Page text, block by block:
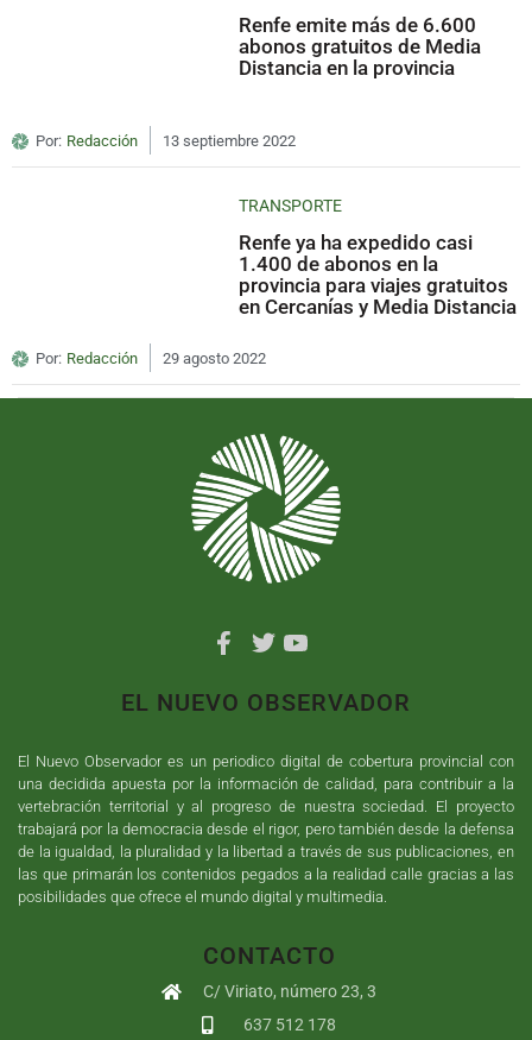
Renfe emite más de 6.600
abonos gratuitos de Media
Distancia en la provincia
Por: Redacción 13 septiembre 2022
TRANSPORTE
Renfe ya ha expedido casi
1.400 de abonos en la
provincia para viajes gratuitos
en Cercanías y Media Distancia
Por: Redacción 29 agosto 2022
EL NUEVO OBSERVADOR
El Nuevo Observador es un periodico digital de cobertura provincial con
una decidida apuesta por la información de calidad, para contribuir a la
vertebración territorial y al progreso de nuestra sociedad. El proyecto
trabajará por la democracia desde el rigor, pero también desde la defensa
de la igualdad, la pluralidad y la libertad a través de sus publicaciones, en
las que primarán los contenidos pegados a la realidad calle gracias a las
posibilidades que ofrece el mundo digital y multimedia.
CONTACTO
C/ Viriato, número 23, 3
637 512 178